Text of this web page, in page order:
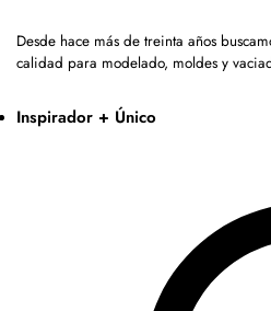
Desde hace más de treinta años
calidad para modelado, moldes y
Inspirador + Único